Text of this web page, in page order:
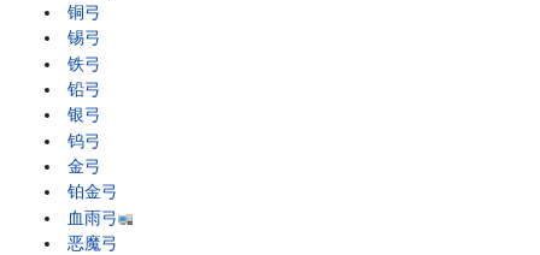
铜弓
锡弓
铁弓
铅弓
银弓
钨弓
金弓
铂金弓
血雨弓
恶魔弓